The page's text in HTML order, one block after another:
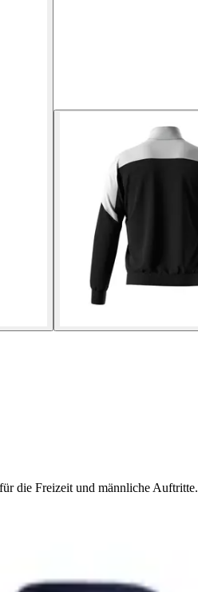
die Freizeit und männliche Auftritte.